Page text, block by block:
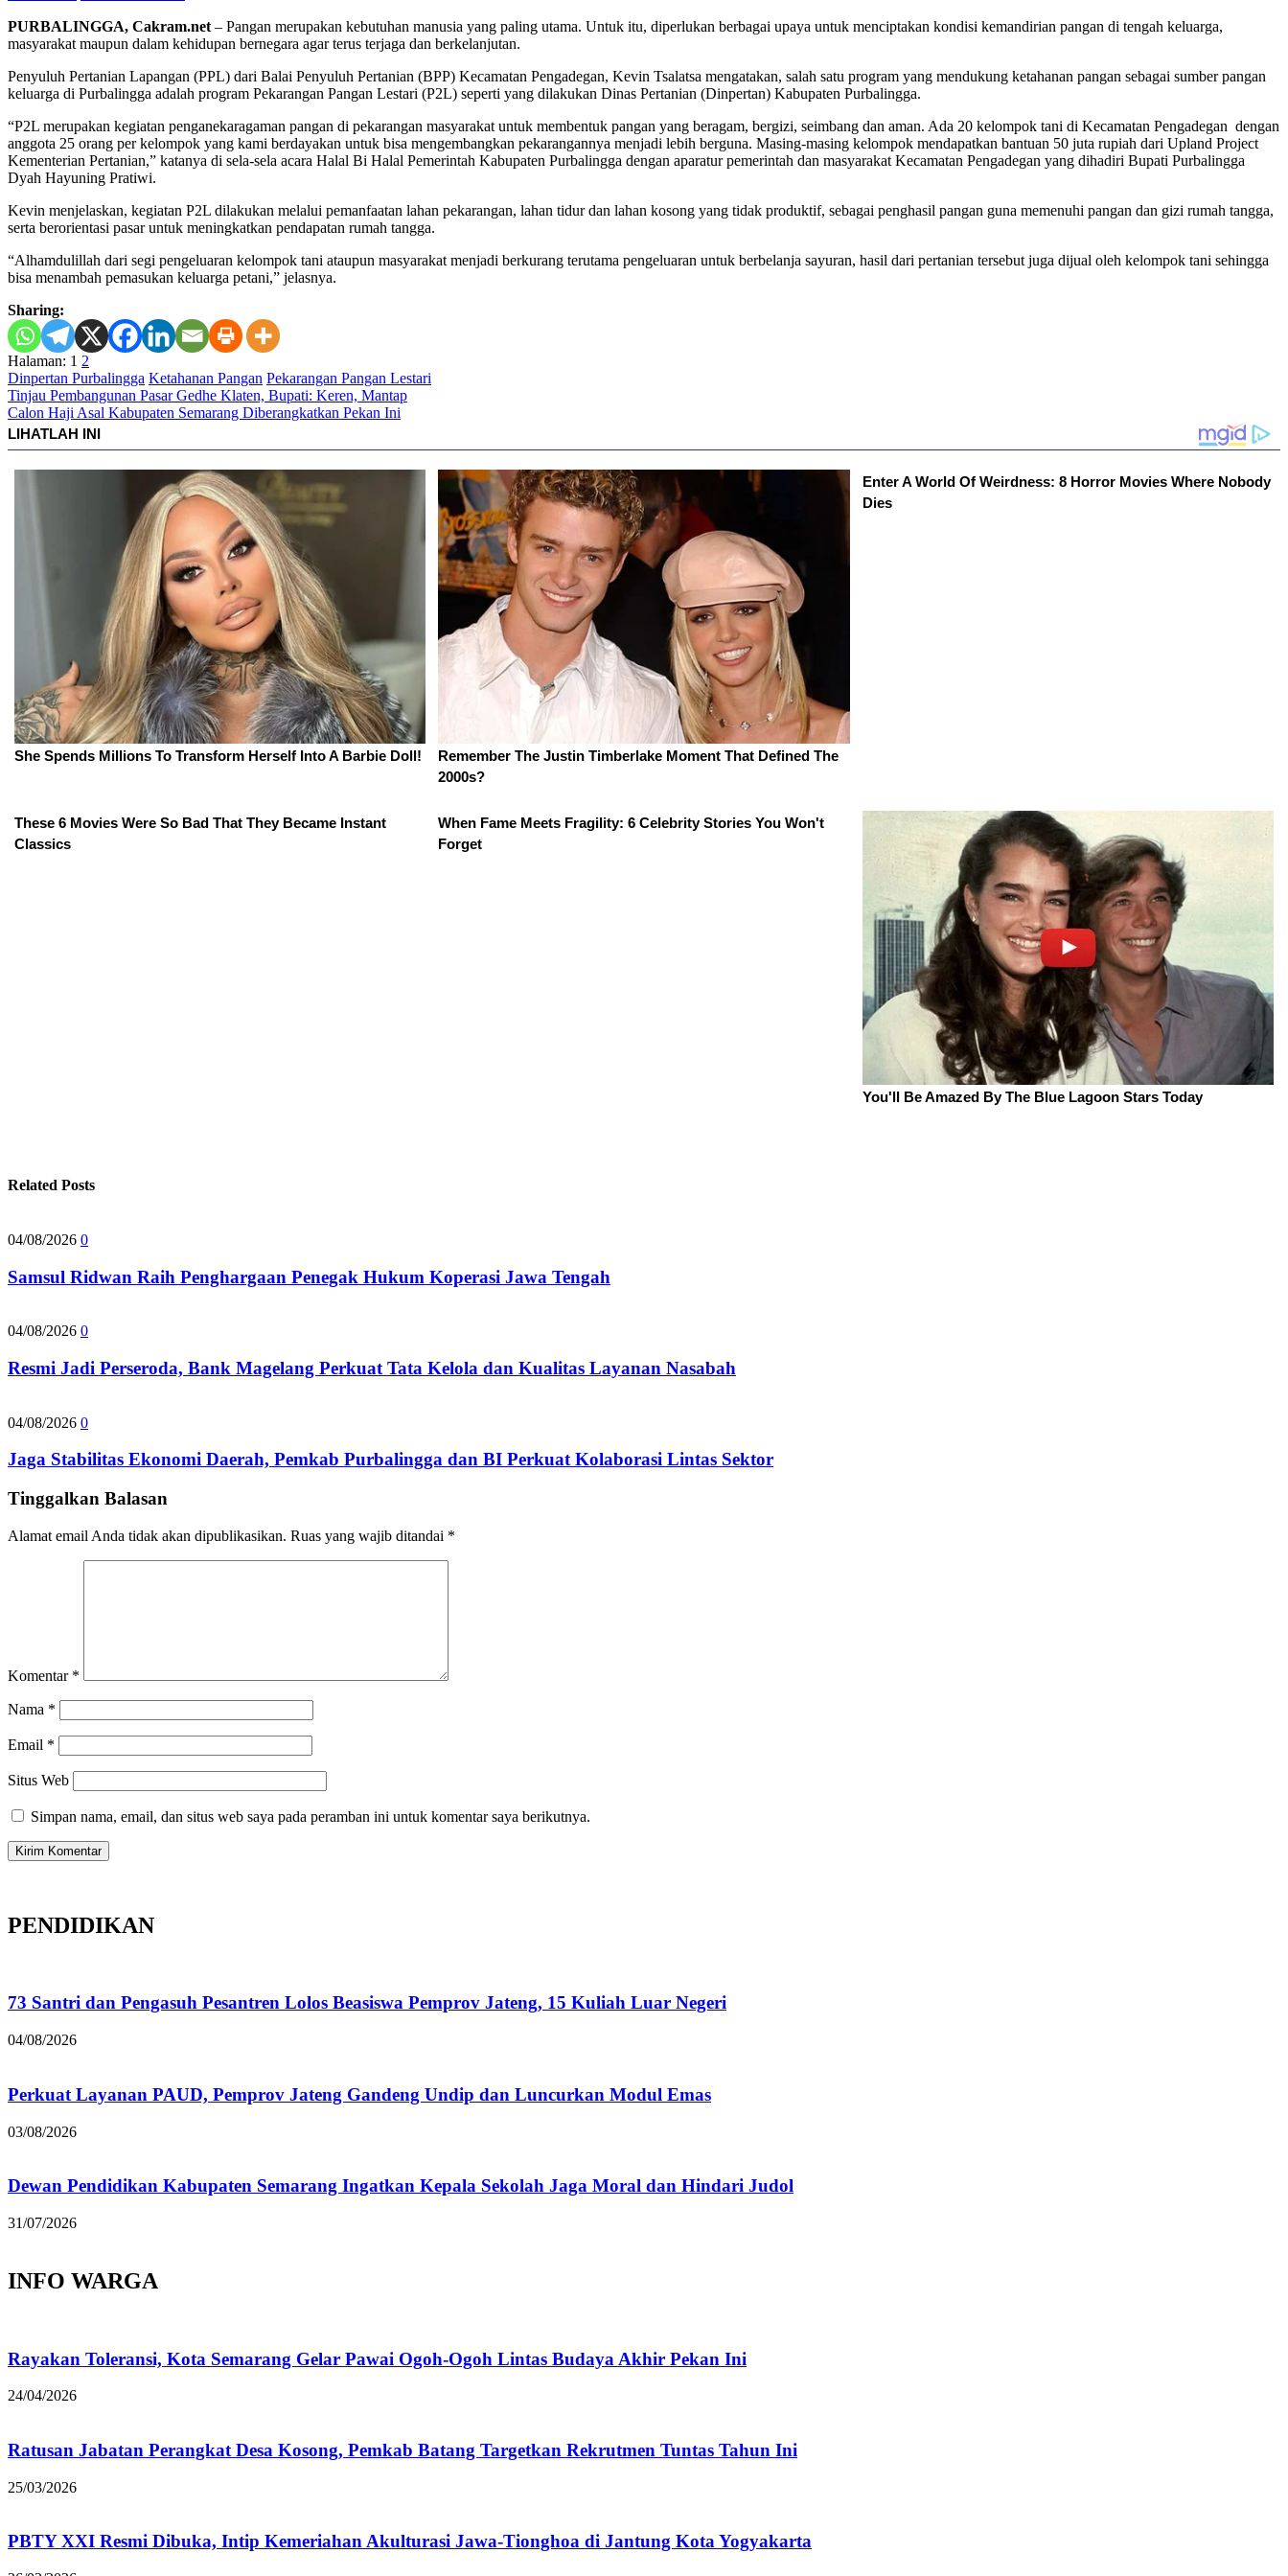
PURBALINGGA, Cakram.net – Pangan merupakan kebutuhan manusia yang paling utama. Untuk itu, diperlukan berbagai upaya untuk menciptakan kondisi kemandirian pangan di tengah keluarga,
masyarakat maupun dalam kehidupan bernegara agar terus terjaga dan berkelanjutan.
Penyuluh Pertanian Lapangan (PPL) dari Balai Penyuluh Pertanian (BPP) Kecamatan Pengadegan, Kevin Tsalatsa mengatakan, salah satu program yang mendukung ketahanan pangan sebagai sumber pangan
keluarga di Purbalingga adalah program Pekarangan Pangan Lestari (P2L) seperti yang dilakukan Dinas Pertanian (Dinpertan) Kabupaten Purbalingga.
“P2L merupakan kegiatan penganekaragaman pangan di pekarangan masyarakat untuk membentuk pangan yang beragam, bergizi, seimbang dan aman. Ada 20 kelompok tani di Kecamatan Pengadegan dengan
anggota 25 orang per kelompok yang kami berdayakan untuk bisa mengembangkan pekarangannya menjadi lebih berguna. Masing-masing kelompok mendapatkan bantuan 50 juta rupiah dari Upland Project
Kementerian Pertanian,” katanya di sela-sela acara Halal Bi Halal Pemerintah Kabupaten Purbalingga dengan aparatur pemerintah dan masyarakat Kecamatan Pengadegan yang dihadiri Bupati Purbalingga
Dyah Hayuning Pratiwi.
Kevin menjelaskan, kegiatan P2L dilakukan melalui pemanfaatan lahan pekarangan, lahan tidur dan lahan kosong yang tidak produktif, sebagai penghasil pangan guna memenuhi pangan dan gizi rumah tangga,
serta berorientasi pasar untuk meningkatkan pendapatan rumah tangga.
“Alhamdulillah dari segi pengeluaran kelompok tani ataupun masyarakat menjadi berkurang terutama pengeluaran untuk berbelanja sayuran, hasil dari pertanian tersebut juga dijual oleh kelompok tani sehingga
bisa menambah pemasukan keluarga petani,” jelasnya.
Sharing:
Halaman: 1 2
Dinpertan Purbalingga Ketahanan Pangan Pekarangan Pangan Lestari
Navigasi
pos
Tinjau Pembangunan Pasar Gedhe Klaten, Bupati: Keren, Mantap
Calon Haji Asal Kabupaten Semarang Diberangkatkan Pekan Ini
Related Posts
04/08/2026 0
Samsul Ridwan Raih Penghargaan Penegak Hukum Koperasi Jawa Tengah
04/08/2026 0
Resmi Jadi Perseroda, Bank Magelang Perkuat Tata Kelola dan Kualitas Layanan Nasabah
04/08/2026 0
Jaga Stabilitas Ekonomi Daerah, Pemkab Purbalingga dan BI Perkuat Kolaborasi Lintas Sektor
Tinggalkan Balasan
Alamat email Anda tidak akan dipublikasikan. Ruas yang wajib ditandai *
Komentar *
Nama *
Email *
Situs Web
Simpan nama, email, dan situs web saya pada peramban ini untuk komentar saya berikutnya.
PENDIDIKAN
73 Santri dan Pengasuh Pesantren Lolos Beasiswa Pemprov Jateng, 15 Kuliah Luar Negeri
04/08/2026
Perkuat Layanan PAUD, Pemprov Jateng Gandeng Undip dan Luncurkan Modul Emas
03/08/2026
Dewan Pendidikan Kabupaten Semarang Ingatkan Kepala Sekolah Jaga Moral dan Hindari Judol
31/07/2026
INFO WARGA
Rayakan Toleransi, Kota Semarang Gelar Pawai Ogoh-Ogoh Lintas Budaya Akhir Pekan Ini
24/04/2026
Ratusan Jabatan Perangkat Desa Kosong, Pemkab Batang Targetkan Rekrutmen Tuntas Tahun Ini
25/03/2026
PBTY XXI Resmi Dibuka, Intip Kemeriahan Akulturasi Jawa-Tionghoa di Jantung Kota Yogyakarta